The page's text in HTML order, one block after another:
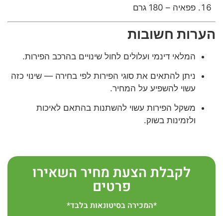
פפאיה – 180 גרם
הערות חשובות
המלאי דינמי ועלולים לחול שינויים בהרכב הפירות.
ניתן להתאים את סוגי הפירות לפי בחירה — שינוי כזה
עשוי להשפיע על המחיר.
משקל הפירות עשוי להשתנות בהתאם לאיכות
ולזמינות בשוק.
לקבלת הצעת מחיר השאירו
פרטים
*המכירה בסיטונאות בלבד*